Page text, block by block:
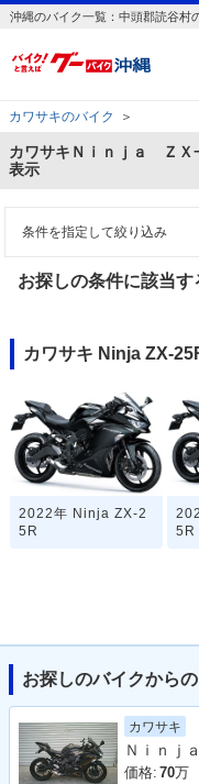
沖縄のバイク一覧：中頭郡読谷
カワサキのバイク ＞
カワサキＮｉｎｊａ ＺＸ
表示
条件を指定して絞り込み
お探しの条件に該当す
カワサキ Ninja ZX-
2022年 Ninja ZX-2
5R
5R
お探しのバイクから
カワサキ
価格: 70万